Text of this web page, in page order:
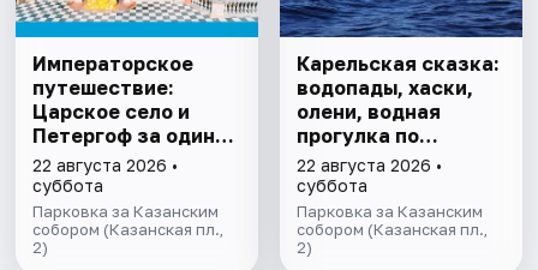
Императорское
путешествие:
Царское село и
Петергоф за один
день
22 августа 2026 •
суббота
Парковка за Казанским
собором (Казанская пл.,
2)
Карельская сказка:
водопады, хаски,
олени, водная
прогулка по
Ладожским шхерам
на катере,
знакомство с
лютеранской
кирхой.
22 августа 2026 •
суббота
Парковка за Казанским
собором (Казанская пл.,
2)